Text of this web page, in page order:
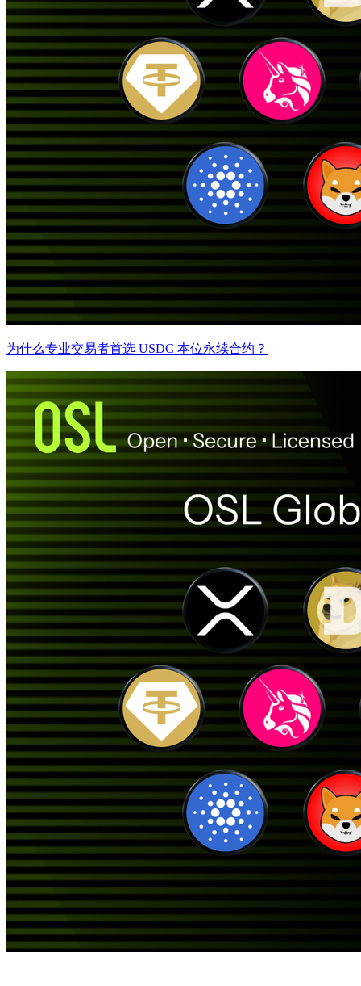
为什么专业交易者首选 USDC 本位永续合约？